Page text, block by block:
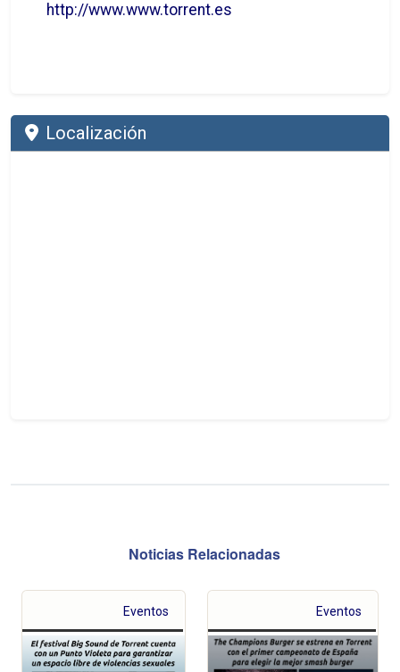
http://www.www.torrent.es
Localización
Noticias Relacionadas
Eventos Eventos